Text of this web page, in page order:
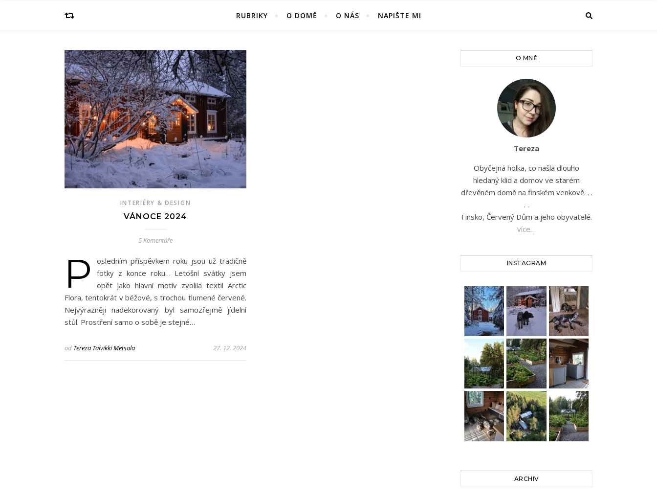
RUBRIKY O DOMĚ O NÁS NAPIŠTE MI
INTERIÉRY & DESIGN
VÁNOCE 2024
5 Komentáře
P
osledním příspěvkem roku jsou už tradičně
fotky z konce roku… Letošní svátky jsem
opět jako hlavní motiv zvolila textil Arctic
Flora, tentokrát v béžové, s trochou tlumené červené.
Nejvýrazněji nadekorovaný byl samozřejmě jídelní
stůl. Prostření samo o sobě je stejné…
od Tereza Talvikki Metsola 27. 12. 2024
O MNĚ
Tereza
Obyčejná holka, co našla dlouho
hledaný klid a domov ve starém
dřevěném domě na finském venkově. . .
. .
Finsko, Červený Dům a jeho obyvatelé.
více…
INSTAGRAM
ARCHIV